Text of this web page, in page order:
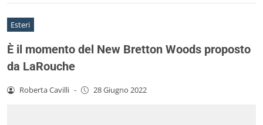
Esteri
È il momento del New Bretton Woods proposto
da LaRouche
Roberta Cavilli - 28 Giugno 2022